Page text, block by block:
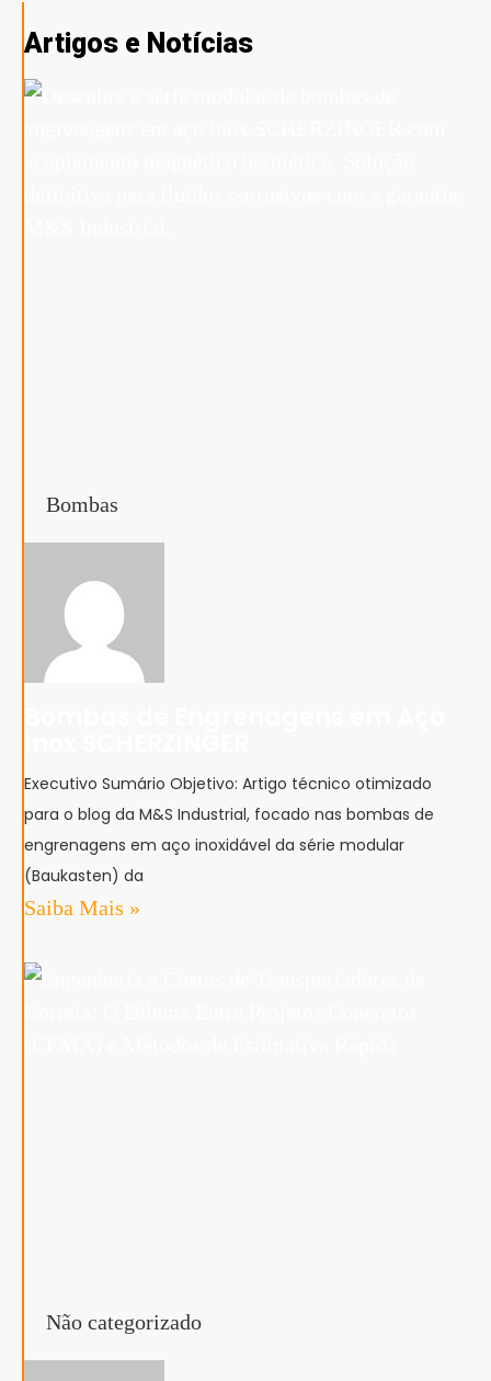
Artigos e Notícias
Bombas
Executivo Sumário Objetivo: Artigo técnico otimizado
para o blog da M&S Industrial, focado nas bombas de
engrenagens em aço inoxidável da série modular
(Baukasten) da
Saiba Mais »
Não categorizado